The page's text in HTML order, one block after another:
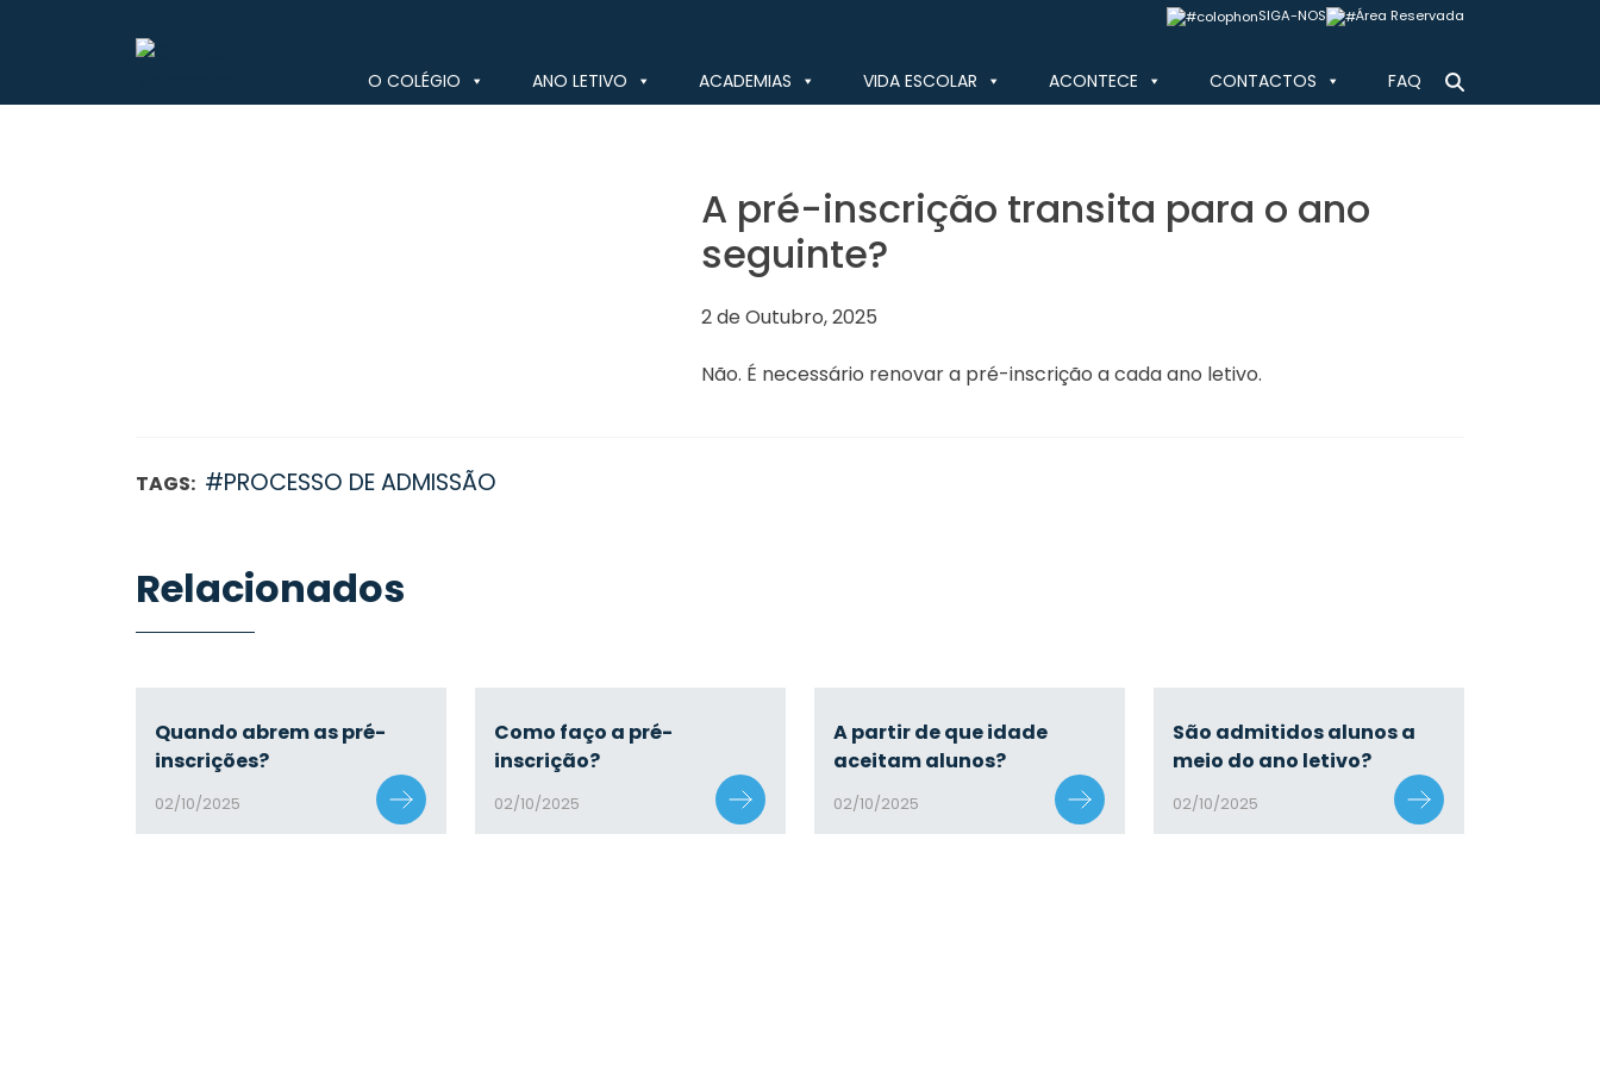
SIGA-NOS Área Reservada
Colégio Valsassina
O COLÉGIO ANO LETIVO ACADEMIAS VIDA ESCOLAR ACONTECE CONTACTOS FAQ
A pré-inscrição transita para o ano
seguinte?
2 de Outubro, 2025
Não. É necessário renovar a pré-inscrição a cada ano letivo.
TAGS: #PROCESSO DE ADMISSÃO
Relacionados
Quando abrem as pré-
inscrições?
02/10/2025
Como faço a pré-
inscrição?
02/10/2025
A partir de que idade
aceitam alunos?
02/10/2025
São admitidos alunos a
meio do ano letivo?
02/10/2025